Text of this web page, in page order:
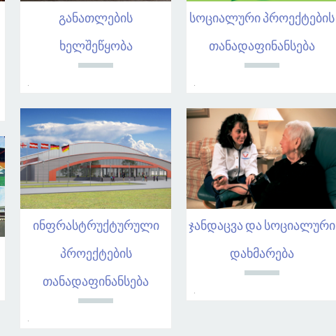
განათლების
ხელშეწყობა
სოციალური პროექტების
თანადაფინანსება
ინფრასტრუქტურული
პროექტების
თანადაფინანსება
ჯანდაცვა და სოციალური
დახმარება